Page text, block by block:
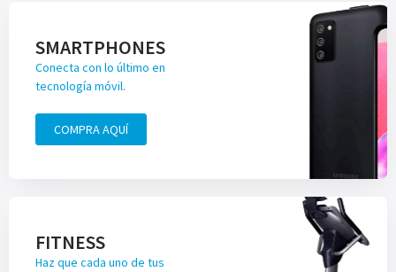
SMARTPHONES
Conecta con lo último en
tecnología móvil.
COMPRA AQUÍ
FITNESS
Haz que cada uno de tus